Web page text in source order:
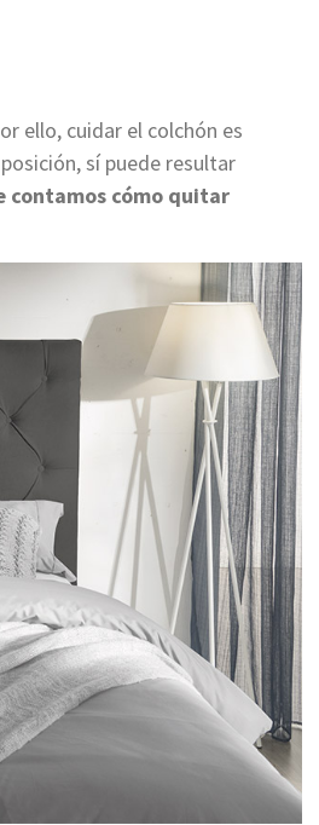
ello, cuidar el colchón es
sí puede resultar
contamos cómo quitar